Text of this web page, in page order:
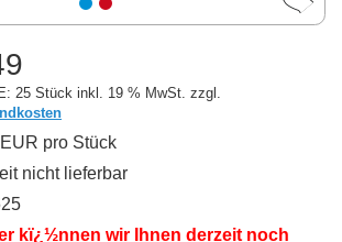
25 Stück inkl. 19 % MwSt. zzgl.
pro Stück
nicht lieferbar
kï¿½nnen wir Ihnen derzeit noch